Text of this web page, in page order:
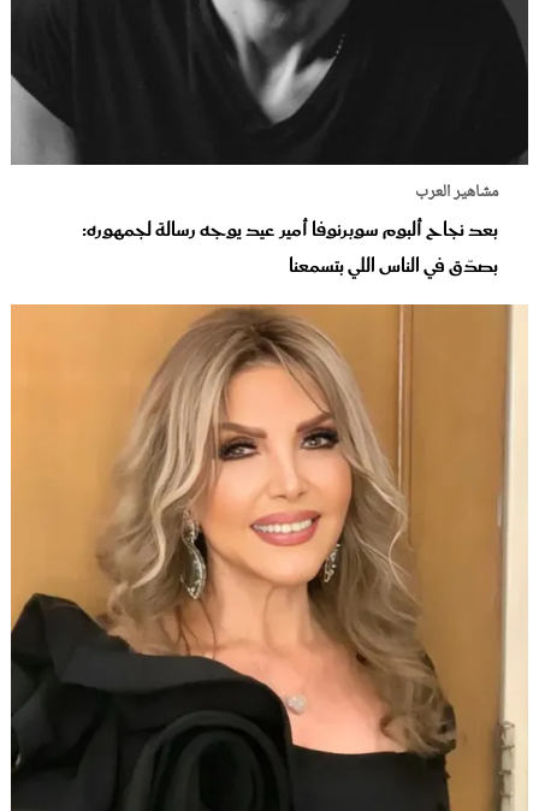
مشاهير العرب
بعد نجاح ألبوم سوبرنوفا أمير عيد يوجه رسالة لجمهوره:
بصدّق في الناس اللي بتسمعنا